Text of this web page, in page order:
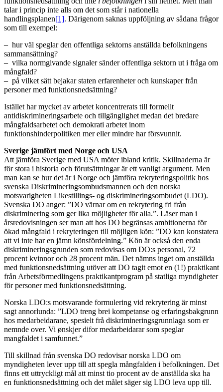
talar i princip inte alls om det som står i nationella
handlingsplanen[1]. Därigenom saknas uppföljning av sådana frågor
som till exempel:
– hur väl speglar den offentliga sektorns anställda befolkningens
sammansättning?
– vilka normgivande signaler sänder offentliga sektorn ut i fråga om
mångfald?
– på vilket sätt bejakar staten erfarenheter och kunskaper från
personer med funktionsnedsättning?
Istället har mycket av arbetet koncentrerats till formellt
antidiskrimineringsarbete och tillgänglighet medan det bredare
mångfaldsarbetet och demokrati arbetet inom
funktionshinderpolitiken mer eller mindre har försvunnit.
Sverige jämfört med Norge och USA
Att jämföra Sverige med USA möter ibland kritik. Skillnaderna är
för stora i historia och förutsättningar är ett vanligt argument. Men
man kan se hur det är i Norge och jämföra rekryteringspolitik hos
svenska Diskrimineringsombudsmannen och den norska
motsvarigheten Likestillings- og diskrimineringsombudet (LDO).
Svenska DO anger: ”DO värnar om en rekrytering fri från
diskriminering som ger lika möjligheter för alla.”. Läser man i
årsredovisningen ser man att hos DO begränsas ambitionerna för
ökad mångfald i rekryteringen till möjligen kön: ”DO kan konstatera
att vi inte har en jämn könsfördelning.” Kön är också den enda
diskrimineringsgrunden som redovisas om DO:s personal, 72
procent kvinnor och 28 procent män. Det nämns inget om anställda
med funktionsnedsättning utöver att DO tagit emot en (1!) praktikant
från Arbetsförmedlingens praktikantprogram på statliga myndigheter
för personer med funktionsnedsättning.
Norska LDO:s motsvarande formulering vid rekrytering är minst
sagt annorlunda: ”LDO treng brei kompetanse og erfaringsbakgrunn
hos medarbeidarane, spesielt frå diskrimineringsgrunnlaga som er
nemnde over. Vi ønskjer difor medarbeidarar som speglar
mangfaldet i samfunnet.”
Till skillnad från svenska DO redovisar norska LDO om
myndigheten lever upp till att spegla mångfalden i befolkningen. Det
finns ett uttryckligt mål att minst tio procent av de anställda ska ha
en funktionsnedsättning och det målet säger sig LDO leva upp till.